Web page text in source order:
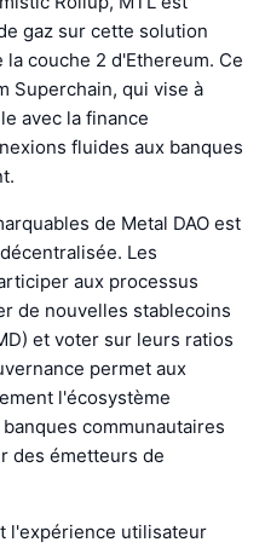
gaz sur cette solution
couche 2 d'Ethereum. Ce
Superchain, qui vise à
avec la finance
fluides aux banques
de Metal DAO est
Les
aux processus
de nouvelles stablecoins
et voter sur leurs ratios
permet aux
l'écosystème
communautaires
des émetteurs de
l'expérience utilisateur